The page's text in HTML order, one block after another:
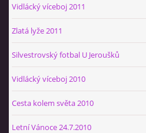
Vidlácký víceboj 2011
Zlatá lyže 2011
Silvestrovský fotbal U Jeroušků
Vidlácký víceboj 2010
Cesta kolem světa 2010
Letní Vánoce 24.7.2010